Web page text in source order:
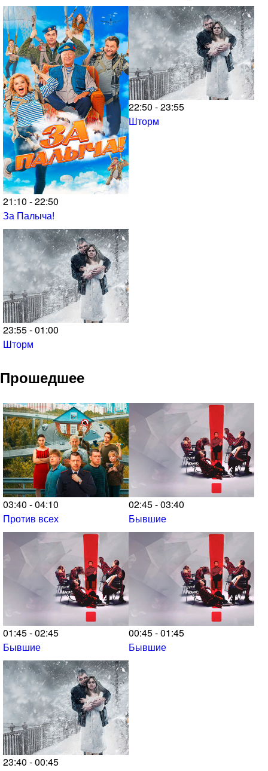
21:10 - 22:50
За Палыча!
22:50 - 23:55
Шторм
23:55 - 01:00
Шторм
Прошедшее
03:40 - 04:10
Против всех
02:45 - 03:40
Бывшие
01:45 - 02:45
Бывшие
00:45 - 01:45
Бывшие
23:40 - 00:45